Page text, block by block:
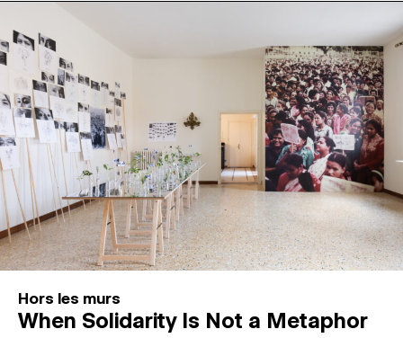
MAGAZINE
ESPACES DE PRATIQUE ARTISTIQUE ↓
Recherche
Connexion
↓
Hors les murs
When Solidarity Is Not a Metaphor